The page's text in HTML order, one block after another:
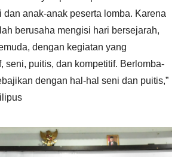
dan anak-anak peserta lomba. Karena
berusaha mengisi hari bersejarah,
dengan kegiatan yang
seni, puitis, dan kompetitif. Berlomba-
dengan hal-hal seni dan puitis,”